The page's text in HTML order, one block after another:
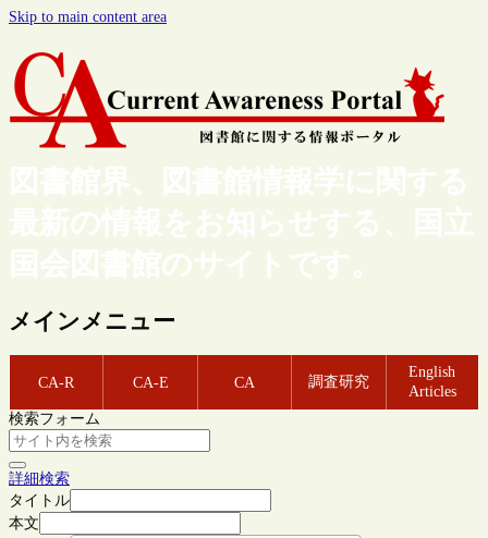
Skip to main content area
図書館界、図書館情報学に関する
最新の情報をお知らせする、国立
国会図書館のサイトです。
メインメニュー
CA-R CA-E CA 調査研究
English
Articles
検索フォーム
詳細検索
タイトル
本文